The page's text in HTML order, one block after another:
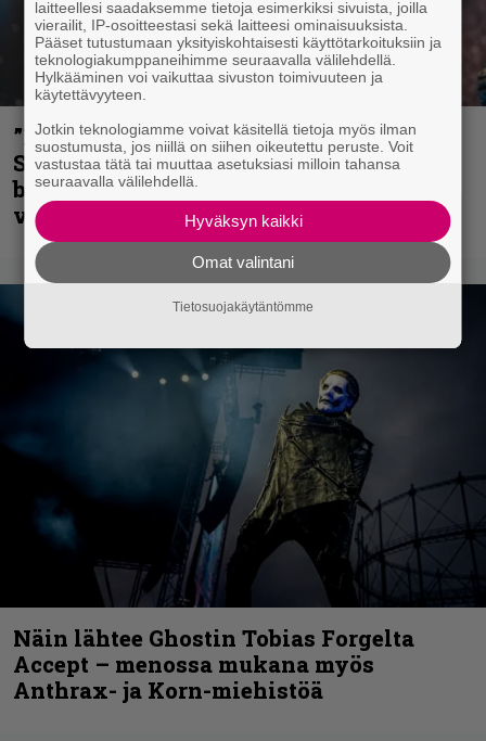
”He ovat tuoneet soittoon jotain uutta” –
Sepulturan Andreas Kisser nimeää
bändin, jonka riffit ovat tehneet
vaikutuksen
Näin lähtee Ghostin Tobias Forgelta
Accept – menossa mukana myös
Anthrax- ja Korn-miehistöä
laitteellesi saadaksemme tietoja esimerkiksi sivuista, joilla
vierailit, IP-osoitteestasi sekä laitteesi ominaisuuksista.
Pääset tutustumaan yksityiskohtaisesti käyttötarkoituksiin ja
teknologiakumppaneihimme seuraavalla välilehdellä.
Hylkääminen voi vaikuttaa sivuston toimivuuteen ja
käytettävyyteen.
Jotkin teknologiamme voivat käsitellä tietoja myös ilman
suostumusta, jos niillä on siihen oikeutettu peruste. Voit
vastustaa tätä tai muuttaa asetuksiasi milloin tahansa
seuraavalla välilehdellä.
Hyväksyn kaikki
Omat valintani
Tietosuojakäytäntömme